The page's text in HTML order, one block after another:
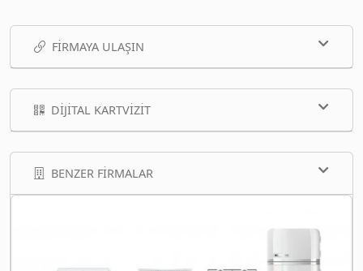
FIRMAYA ULAŞIN
DIJITAL KARTVIZIT
BENZER FIRMALAR